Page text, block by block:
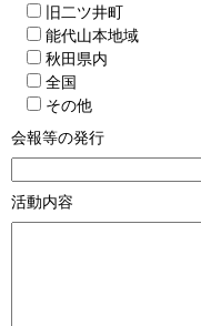
旧二ツ井町
能代山本地域
秋田県内
全国
その他
会報等の発行
活動内容